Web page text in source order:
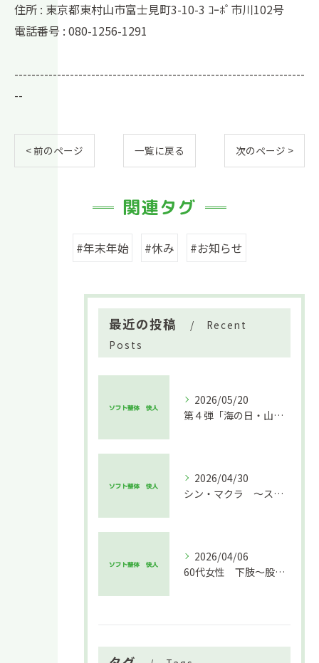
住所 : 東京都東村山市富士見町3-10-3 ｺｰﾎﾟ市川102号
電話番号 : 080-1256-1291
--------------------------------------------------------------------
--
< 前のページ 一覧に戻る 次のページ >
関連タグ
#年末年始 #休み #お知らせ
最近の投稿
Recent
Posts
2026/05/20
第４弾「海の日・山の日キャンペーン」
2026/04/30
シン・マクラ ～ストレートネックの逆襲～
2026/04/06
60代女性 下肢～股関節 腰の痛み 改善例